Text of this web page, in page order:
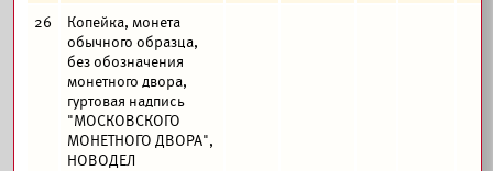
26
Копейка, монета
обычного образца,
без обозначения
монетного двора,
гуртовая надпись
"МОСКОВСКОГО
МОНЕТНОГО ДВОРА",
НОВОДЕЛ